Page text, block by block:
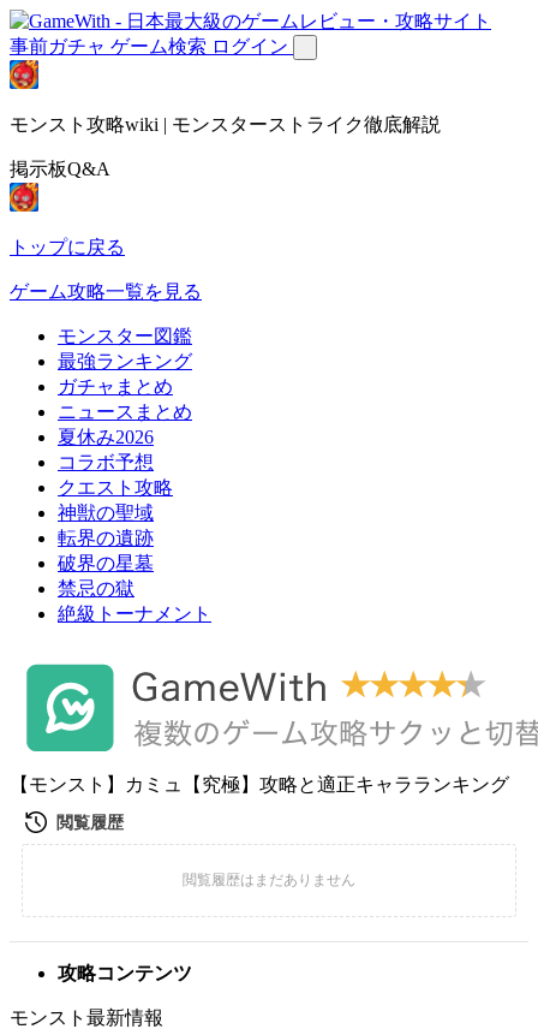
事前ガチャ ゲーム検索 ログイン
モンスト攻略wiki | モンスターストライク徹底解説
掲示板Q&A
トップに戻る
ゲーム攻略一覧を見る
モンスター図鑑
最強ランキング
ガチャまとめ
ニュースまとめ
夏休み2026
コラボ予想
クエスト攻略
神獣の聖域
転界の遺跡
破界の星墓
禁忌の獄
絶級トーナメント
【モンスト】カミュ【究極】攻略と適正キャラランキング
攻略コンテンツ
モンスト最新情報